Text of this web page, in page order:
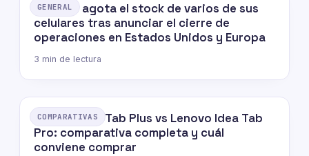
GENERAL
OnePlus agota el stock de varios de sus
celulares tras anunciar el cierre de
operaciones en Estados Unidos y Europa
3 min de lectura
COMPARATIVAS
Lenovo Idea Tab Plus vs Lenovo Idea Tab
Pro: comparativa completa y cuál
conviene comprar